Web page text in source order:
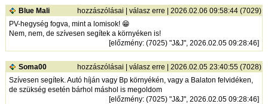
Blue Mali hozzászólásai |válasz erre | 2026.02.06 09:58:44 (7029)
PV-hegység fogva, mint a lomisok! 😁
Nem, nem, de szívesen segítek a környéken is!
[előzmény: (7025) "J&J", 2026.02.05 09:28:46]
Soma00 hozzászólásai |válasz erre | 2026.02.05 23:40:55 (7028)
Szívesen segítek. Autó híján vagy Bp környékén, vagy a Balaton felvidéken,
de szükség esetén bárhol máshol is megoldom
[előzmény: (7025) "J&J", 2026.02.05 09:28:46]